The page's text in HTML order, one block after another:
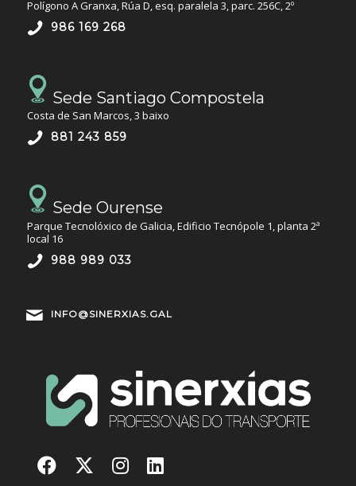
Polígono A Granxa, Rúa D, esq. paralela 3, parc. 256C, 2º
986 169 268
Sede Santiago Compostela
Costa de San Marcos, 3 baixo
881 243 859
Sede Ourense
Parque Tecnolóxico de Galicia, Edificio Tecnópole 1, planta 2ª
local 16
988 989 033
INFO@SINERXIAS.GAL